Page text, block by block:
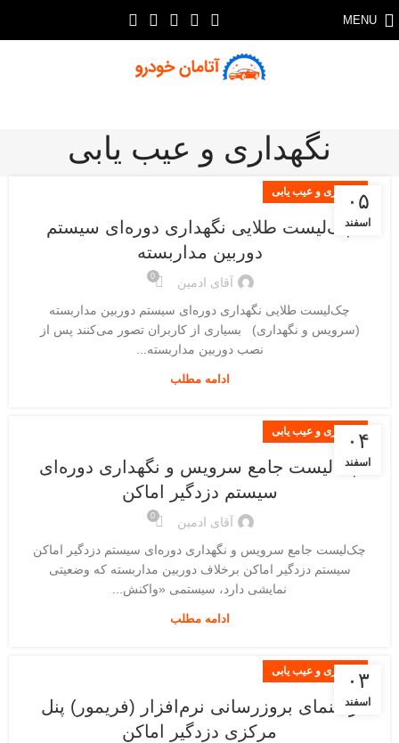
MENU
نگهداری و عیب یابی
۰۵
اسفند
نگهداری و عیب یابی
چک‌لیست طلایی نگهداری دوره‌ای سیستم
دوربین مداربسته
آقای ادمین 0
چک‌لیست طلایی نگهداری دوره‌ای سیستم دوربین مداربسته
(سرویس و نگهداری) بسیاری از کاربران تصور می‌کنند پس از
نصب دوربین مداربسته...
ادامه مطلب
۰۴
اسفند
نگهداری و عیب یابی
چک‌لیست جامع سرویس و نگهداری دوره‌ای
سیستم دزدگیر اماکن
آقای ادمین 0
چک‌لیست جامع سرویس و نگهداری دوره‌ای سیستم دزدگیر اماکن
سیستم دزدگیر اماکن برخلاف دوربین مداربسته که وضعیتی
نمایشی دارد، سیستمی «واکنش...
ادامه مطلب
۰۳
اسفند
نگهداری و عیب یابی
راهنمای بروزرسانی نرم‌افزار (فریمور) پنل
مرکزی دزدگیر اماکن